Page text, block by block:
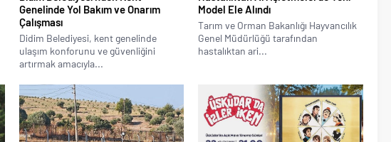
Genelinde Yol Bakım ve Onarım
Çalışması
Didim Belediyesi, kent genelinde
ulaşım konforunu ve güvenliğini
artırmak amacıyla...
Model Ele Alındı
Tarım ve Orman Bakanlığı Hayvancılık
Genel Müdürlüğü tarafından
hastalıktan ari...